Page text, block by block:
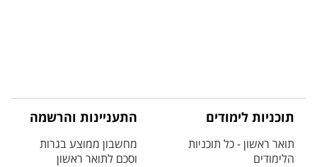
תוכניות לימודים
תואר ראשון - כל תוכניות
הלימודים
התעניינות והרשמה
מחשבון ממוצע בגרות
וסכם לתואר ראשון